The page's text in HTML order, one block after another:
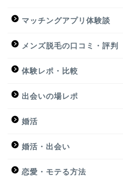
マッチングアプリ体験談
メンズ脱毛の口コミ・評判
体験レポ・比較
出会いの場レポ
婚活
婚活・出会い
恋愛・モテる方法